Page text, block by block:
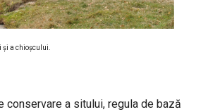
și a chioșcului.
conservare a sitului, regula de bază